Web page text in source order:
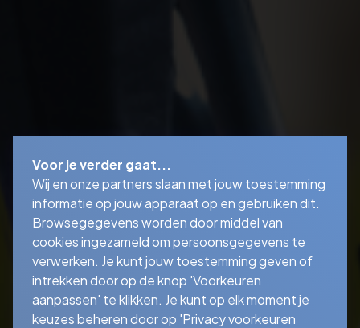
Voor je verder gaat...
Wij en onze partners slaan met jouw toestemming
informatie op jouw apparaat op en gebruiken dit.
Browsegegevens worden door middel van
cookies ingezameld om persoonsgegevens te
verwerken. Je kunt jouw toestemming geven of
intrekken door op de knop 'Voorkeuren
aanpassen' te klikken. Je kunt op elk moment je
keuzes beheren door op 'Privacy voorkeuren